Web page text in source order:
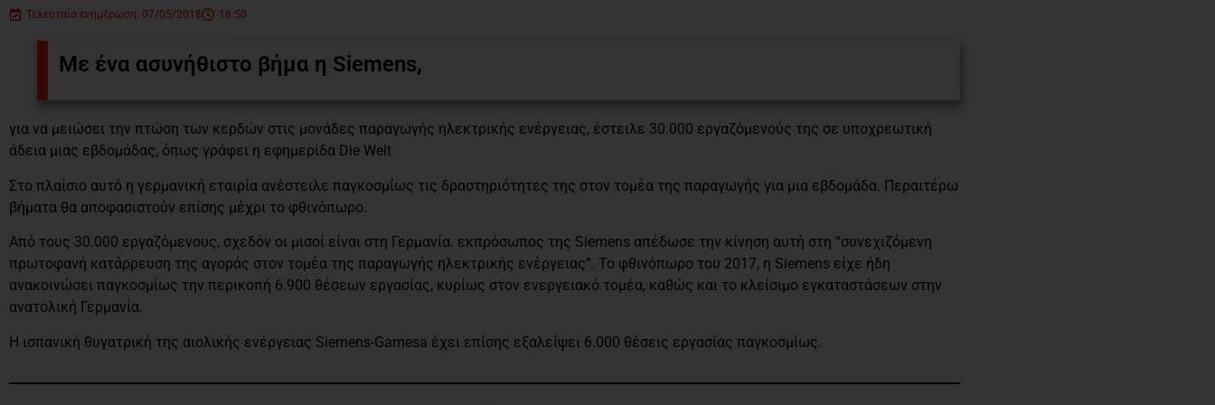
Τελευταία ενημέρωση: 07/05/2018 18:50
Με ένα ασυνήθιστο βήμα η Siemens,
για να μειώσει την πτώση των κερδών στις μονάδες παραγωγής ηλεκτρικής ενέργειας, έστειλε 30.000 εργαζόμενούς της σε υποχρεωτική
άδεια μιας εβδομάδας, όπως γράφει η εφημερίδα Die Welt
Στο πλαίσιο αυτό η γερμανική εταιρία ανέστειλε παγκοσμίως τις δραστηριότητες της στον τομέα της παραγωγής για μια εβδομάδα. Περαιτέρω
βήματα θα αποφασιστούν επίσης μέχρι το φθινόπωρο.
Από τους 30.000 εργαζόμενους, σχεδόν οι μισοί είναι στη Γερμανία. εκπρόσωπος της Siemens απέδωσε την κίνηση αυτή στη “συνεχιζόμενη
πρωτοφανή κατάρρευση της αγοράς στον τομέα της παραγωγής ηλεκτρικής ενέργειας”. Το φθινόπωρο του 2017, η Siemens είχε ήδη
ανακοινώσει παγκοσμίως την περικοπή 6.900 θέσεων εργασίας, κυρίως στον ενεργειακό τομέα, καθώς και το κλείσιμο εγκαταστάσεων στην
ανατολική Γερμανία.
Η ισπανική θυγατρική της αιολικής ενέργειας Siemens-Gamesa έχει επίσης εξαλείψει 6.000 θέσεις εργασίας παγκοσμίως.